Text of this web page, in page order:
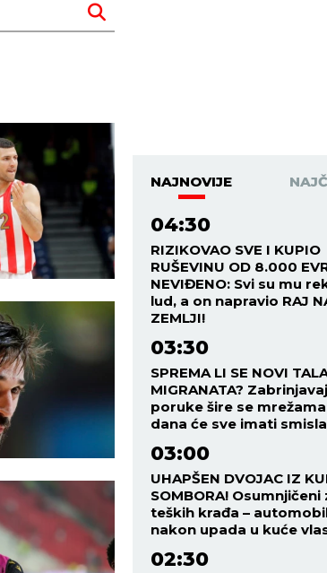
NAJNOVIJE
04:30
RIZIKOVAO SVE I KUPIO
RUŠEVINU OD 8.000
NEVIĐENO: Svi su mu
lud, a on napravio RAJ
ZEMLJI!
03:30
SPREMA LI SE NOVI
MIGRANATA?
poruke šire se
dana će sve imati
03:00
UHAPŠEN DVOJAC IZ
SOMBORA! Osumnjičeni
teških krađa –
nakon upada u kuće
02:30